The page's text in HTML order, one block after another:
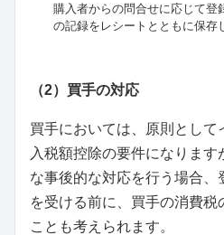
購入者からの問合せに応じて登
の記録をレシートとともに保存
（2）買手の対応
買手においては、原則として
入税額控除の要件になります
な事後的な対応を行う場合、
を受ける前に、買手の消費税
ことも考えられます。